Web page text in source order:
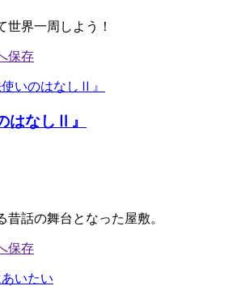
世界一周しよう！
はなしⅡ』
昔話の舞台となった屋敷。